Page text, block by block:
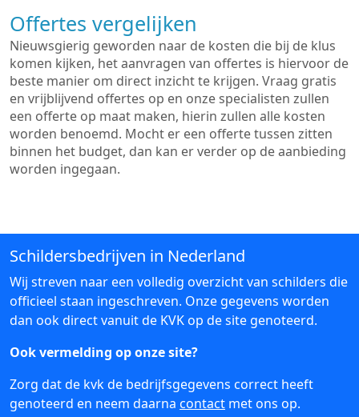
Offertes vergelijken
Nieuwsgierig geworden naar de kosten die bij de klus
komen kijken, het aanvragen van offertes is hiervoor de
beste manier om direct inzicht te krijgen. Vraag gratis
en vrijblijvend offertes op en onze specialisten zullen
een offerte op maat maken, hierin zullen alle kosten
worden benoemd. Mocht er een offerte tussen zitten
binnen het budget, dan kan er verder op de aanbieding
worden ingegaan.
Schildersbedrijven in Nederland
Wij streven naar een volledig overzicht van schilders die
officieel staan ingeschreven. Onze gegevens worden
dan ook direct vanuit de KVK op de site genoteerd.
Ook vermelding op onze site?
Zorg dat de kvk de bedrijfsgegevens correct heeft
genoteerd en neem daarna contact met ons op.